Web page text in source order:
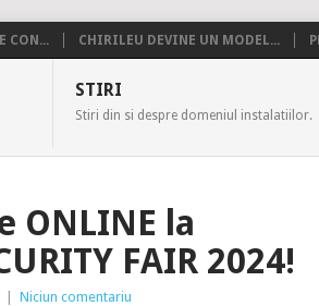
CON... CHIRILEU DEVINE UN MODEL...
STIRI
Stiri din si despre domeniul instalatiilor.
ONLINE la
FAIR 2024!
Niciun comentariu